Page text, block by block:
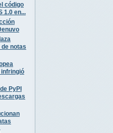
código
1.0 en...
notas
infringió
PyPI